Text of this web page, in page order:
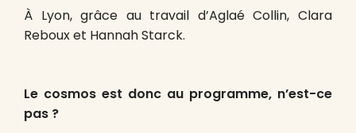
À Lyon, grâce au travail d’Aglaé Collin, Clara
Reboux et Hannah Starck.
Le cosmos est donc au programme, n’est-ce
pas ?